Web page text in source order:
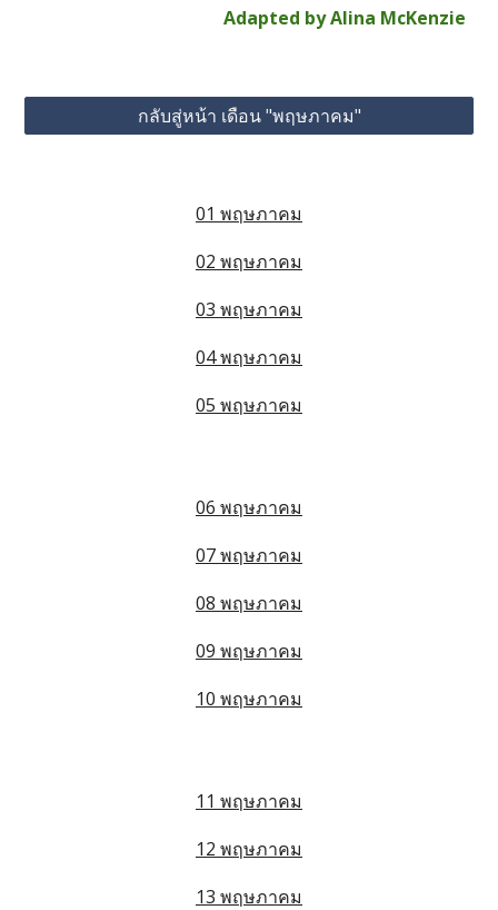
Adapted by Alina McKenzie
กลับสู่หน้า เดือน "พฤษภาคม"
01 พฤษภาคม
02 พฤษภาคม
03 พฤษภาคม
04 พฤษภาคม
05 พฤษภาคม
06 พฤษภาคม
07 พฤษภาคม
08 พฤษภาคม
09 พฤษภาคม
10 พฤษภาคม
11 พฤษภาคม
12 พฤษภาคม
13 พฤษภาคม